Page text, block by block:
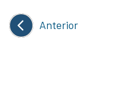
Anterior